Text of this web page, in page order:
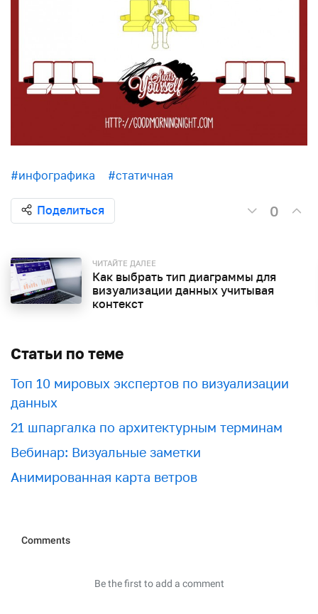
#инфографика #статичная
Поделиться 0
ЧИТАЙТЕ ДАЛЕЕ
Как выбрать тип диаграммы для
визуализации данных учитывая
контекст
Статьи по теме
Топ 10 мировых экспертов по визуализации
данных
21 шпаргалка по архитектурным терминам
Вебинар: Визуальные заметки
Анимированная карта ветров